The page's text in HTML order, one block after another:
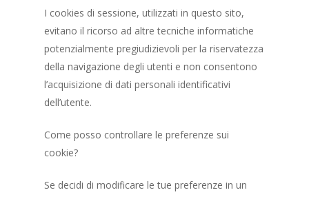
I cookies di sessione, utilizzati in questo sito,
evitano il ricorso ad altre tecniche informatiche
potenzialmente pregiudizievoli per la riservatezza
della navigazione degli utenti e non consentono
l’acquisizione di dati personali identificativi
dell’utente.
Come posso controllare le preferenze sui
cookie?
Se decidi di modificare le tue preferenze in un